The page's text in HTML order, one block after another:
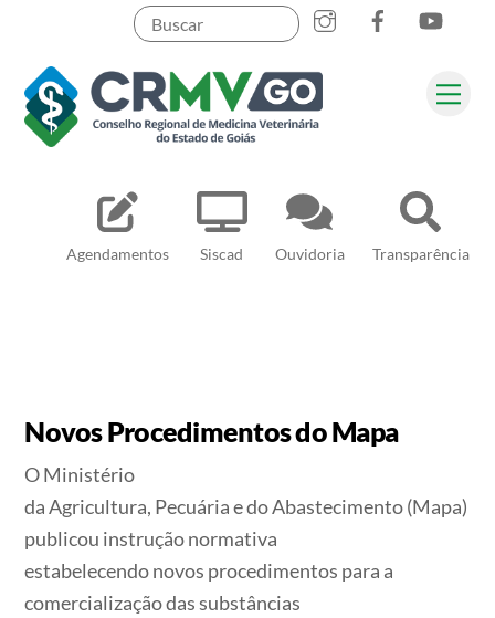
content
Agendamentos Siscad Ouvidoria Transparência
Pesquisar
Novos Procedimentos do Mapa
O Ministério
da Agricultura, Pecuária e do Abastecimento (Mapa)
publicou instrução normativa
estabelecendo novos procedimentos para a
comercialização das substâncias